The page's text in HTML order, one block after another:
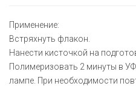
Применение:
Встряхнуть флакон.
Нанести кисточкой на
Полимеризовать 2 минуты в
лампе. При необходимости